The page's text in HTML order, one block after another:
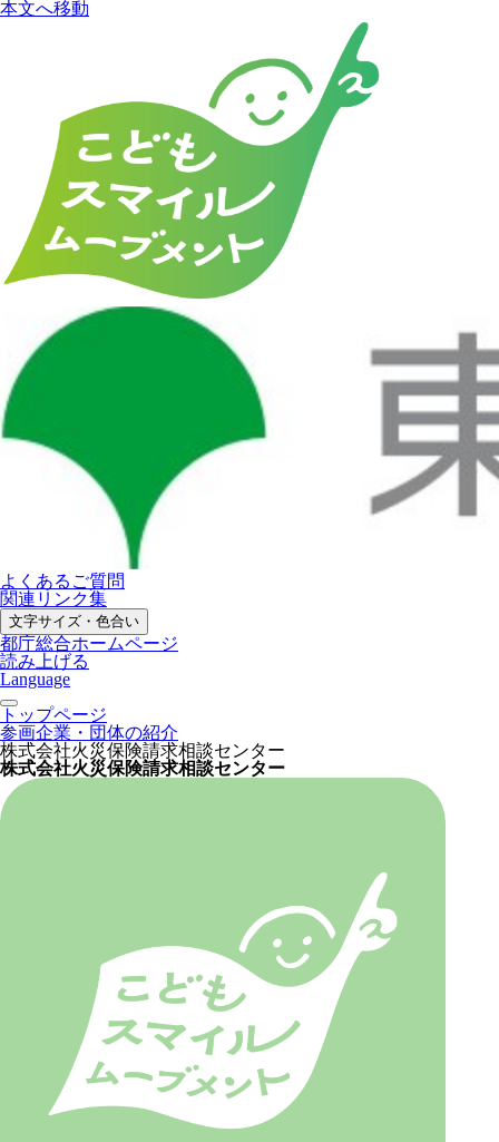
本文へ移動
よくあるご質問
関連リンク集
文字サイズ・色合い
都庁総合ホームページ
読み上げる
Language
トップページ
参画企業・団体の紹介
株式会社火災保険請求相談センター
株式会社火災保険請求相談センター